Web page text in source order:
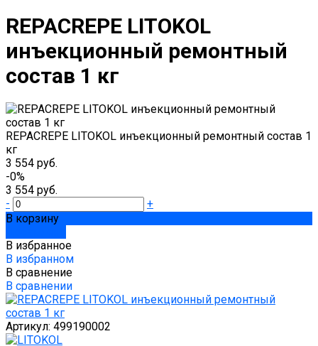
REPACREPE LITOKOL
инъекционный ремонтный
состав 1 кг
REPACREPE LITOKOL инъекционный ремонтный состав 1
кг
3 554 руб.
-0%
3 554 руб.
-
+
В корзину
В избранное
В избранном
В сравнение
В сравнении
Артикул: 499190002